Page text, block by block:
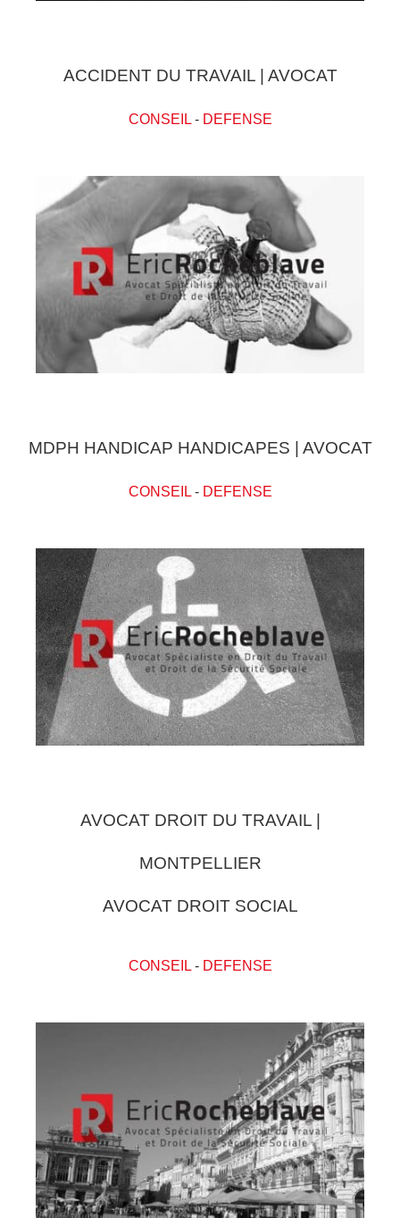
ACCIDENT DU TRAVAIL | AVOCAT
CONSEIL- DEFENSE
MDPH HANDICAP HANDICAPES | AVOCAT
CONSEIL- DEFENSE
AVOCAT DROIT DU TRAVAIL |
MONTPELLIER
AVOCAT DROIT SOCIAL
CONSEIL- DEFENSE